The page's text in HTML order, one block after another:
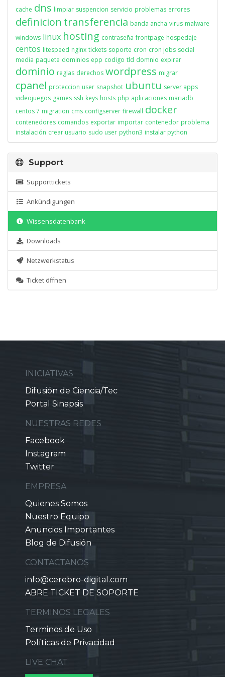
cache dns limpiar suspencion servicio problemas errores
definicion transferencia banda ancha virus malware
windows linux hosting contraseña frontpage hospedaje
centos litespeed nginx tickets soporte cron cron jobs social
media paquete dominios epp codigo tld domnio expirar
dominio reglas derechos wordpress migrar
cpanel proteccion user snapshot ubuntu server apps
videojuegos games ssh keys hosts php aplicaciones mariadb
centos 7 migration cms configserver firewall docker
contenedores comandos exportar importar contenedor problema
instalación crear usuario sudo user python3 instalar python
Support
Supporttickets
Ankündigungen
Wissensdatenbank
Downloads
Netzwerkstatus
Ticket öffnen
INICIATIVAS
Difusión de Ciencia/Tec
Portal Sinapsis
NUESTRAS REDES
Facebook
Instagram
Twitter
EMPRESA
Quienes Somos
Nuestro Equipo
Anuncios Importantes
Blog de Difusión
CONTACTANOS
info@cerebro-digital.com
ABRE TICKET DE SOPORTE
TERMINOS LEGALES
Terminos de Uso
Políticas de Privacidad
LIVE CHAT